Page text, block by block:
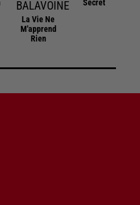
BALAVOINE
La Vie Ne
M'apprend
Rien
Secret